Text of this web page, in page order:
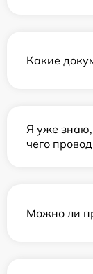
Какие
Я уже знаю,
чего
Можно ли